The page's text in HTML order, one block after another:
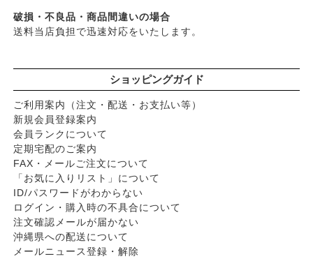
破損・不良品・商品間違いの場合
送料当店負担で迅速対応をいたします。
ショッピングガイド
ご利用案内（注文・配送・お支払い等）
新規会員登録案内
会員ランクについて
定期宅配のご案内
FAX・メールご注文について
「お気に入りリスト」について
ID/パスワードがわからない
ログイン・購入時の不具合について
注文確認メールが届かない
沖縄県への配送について
メールニュース登録・解除